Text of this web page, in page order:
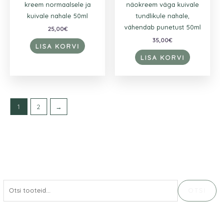
kreem normaalsele ja
kuivale nahale 50ml
25,00€
LISA KORVI
näokreem väga kuivale
tundlikule nahale,
vähendab punetust 50ml
35,00€
LISA KORVI
1 2 →